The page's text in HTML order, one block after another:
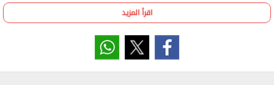
وأضاف حلمي، خلال مداخلة على قناة إكسترا نيوز، أن
مشروعًا صغيرًا ومتناهى الصغر بعدد من المحافظات، ما
اقرأ المزيد